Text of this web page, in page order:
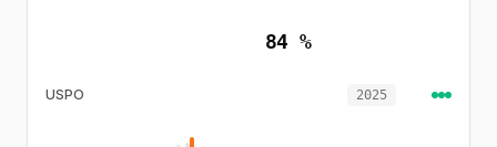
84 %
USPO 2025